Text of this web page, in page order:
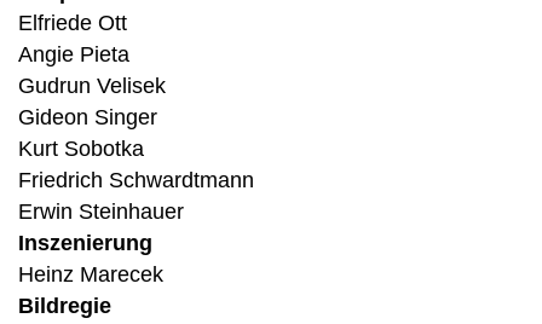
Elfriede Ott
Angie Pieta
Gudrun Velisek
Gideon Singer
Kurt Sobotka
Friedrich Schwardtmann
Erwin Steinhauer
Inszenierung
Heinz Marecek
Bildregie